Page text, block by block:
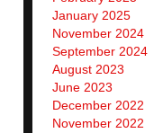
January 2025
November 2024
September 2024
August 2023
June 2023
December 2022
November 2022